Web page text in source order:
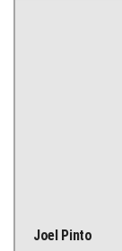
Joel Pinto